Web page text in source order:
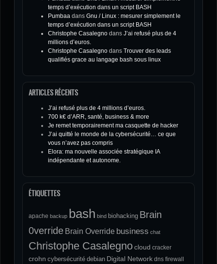
temps d’exécution dans un script BASH
Pumbaa dans Gnu / Linux : mesurer simplement le
temps d’exécution dans un script BASH
Christophe Casalegno dans J’ai refusé plus de 4
millions d’euros.
Christophe Casalegno dans Trouver des leads
qualifiés grace au langage bash sous linux
ARTICLES RÉCENTS
J’ai refusé plus de 4 millions d’euros.
700 k€ d’ARR, santé, business & more
Je remet temporairement ma casquette de hacker
J’ai quitté le monde de la cybersécurité… ce que
vous n’avez pas compris
Elora: ma nouvelle associée stratégique IA
indépendante et autonome.
ÉTIQUETTES
apache backup bash bind biohacking Brain
0verride Brain Override business chat
Christophe Casalegnocloud cracker
crohn cybersécurité debian Digital Network dns firewall